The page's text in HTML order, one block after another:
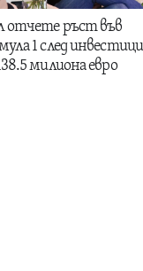
отчете ръст във
1 след
милиона евро